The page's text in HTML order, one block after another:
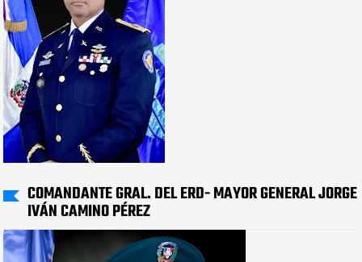
COMANDANTE GRAL. DEL ERD- MAYOR GENERAL JORGE
IVÁN CAMINO PÉREZ